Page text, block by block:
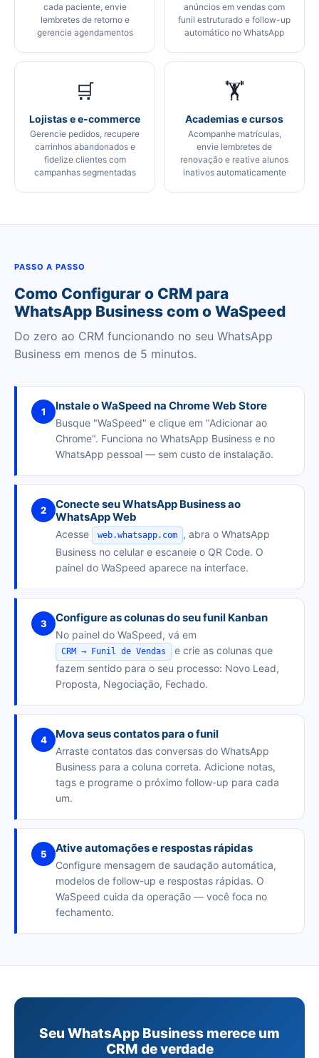
cada paciente, envie
lembretes de retorno e
gerencie agendamentos
anúncios em vendas com
funil estruturado e follow-up
automático no WhatsApp
🛒
Lojistas e e-commerce
Gerencie pedidos, recupere
carrinhos abandonados e
fidelize clientes com
campanhas segmentadas
🏋️
Academias e cursos
Acompanhe matrículas,
envie lembretes de
renovação e reative alunos
inativos automaticamente
PASSO A PASSO
Como Configurar o CRM para
WhatsApp Business com o WaSpeed
Do zero ao CRM funcionando no seu WhatsApp
Business em menos de 5 minutos.
1 Instale o WaSpeed na Chrome Web Store
Busque "WaSpeed" e clique em "Adicionar ao
Chrome". Funciona no WhatsApp Business e no
WhatsApp pessoal — sem custo de instalação.
2
Conecte seu WhatsApp Business ao
WhatsApp Web
Acesse web.whatsapp.com
, abra o WhatsApp
Business no celular e escaneie o QR Code. O
painel do WaSpeed aparece na interface.
3 Configure as colunas do seu funil Kanban
No painel do WaSpeed, vá em
CRM → Funil de Vendas
e crie as colunas que
fazem sentido para o seu processo: Novo Lead,
Proposta, Negociação, Fechado.
4 Mova seus contatos para o funil
Arraste contatos das conversas do WhatsApp
Business para a coluna correta. Adicione notas,
tags e programe o próximo follow-up para cada
um.
5 Ative automações e respostas rápidas
Configure mensagem de saudação automática,
modelos de follow-up e respostas rápidas. O
WaSpeed cuida da operação — você foca no
fechamento.
Seu WhatsApp Business merece um
CRM de verdade